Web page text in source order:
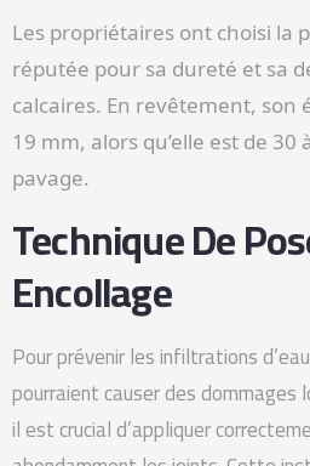
Les propriétaires ont choisi la
réputée pour sa dureté et sa
calcaires. En revêtement, son
19 mm, alors qu’elle est de 30
pavage.
Technique De
Encollage
Pour prévenir les infiltrations
pourraient causer des dommages
il est crucial d’appliquer